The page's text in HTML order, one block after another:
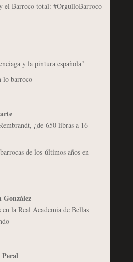
el Barroco total: #OrgulloBarroco
y la pintura española"
lo barroco
¿de 650 libras a 16
de los últimos años en
en la Real Academia de Bellas
Peral